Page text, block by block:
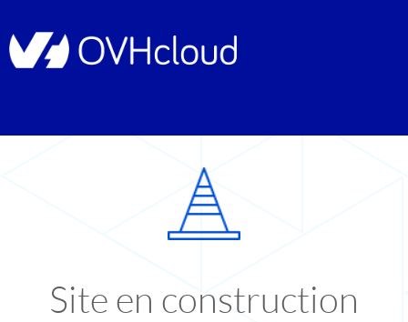
Site en construction